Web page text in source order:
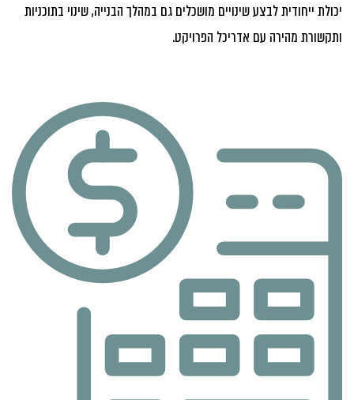
יכולת ייחודית לבצע שינויים מושכלים גם במהלך הבנייה, שינוי בתוכניות
ותקשורת מהירה עם אדריכל הפרויקט.